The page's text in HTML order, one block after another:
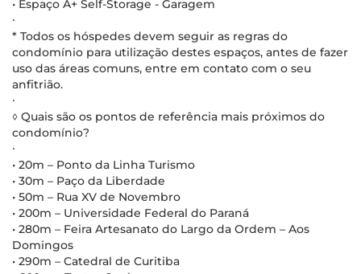
• Espaço A+ Self-Storage - Garagem
∙
* Todos os hóspedes devem seguir as regras do
condomínio para utilização destes espaços, antes de fazer
uso das áreas comuns, entre em contato com o seu
anfitrião.
∙
◊ Quais são os pontos de referência mais próximos do
condomínio?
∙
• 20m – Ponto da Linha Turismo
• 30m – Paço da Liberdade
• 50m – Rua XV de Novembro
• 200m – Universidade Federal do Paraná
• 280m – Feira Artesanato do Largo da Ordem – Aos
Domingos
• 290m – Catedral de Curitiba